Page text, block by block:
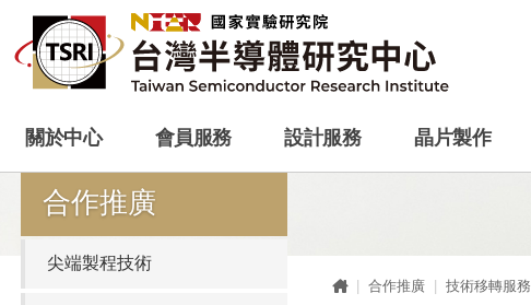
關於中心 會員服務 設計服務 晶片製作
合作推廣
尖端製程技術
首頁合作推廣 技術移轉服務